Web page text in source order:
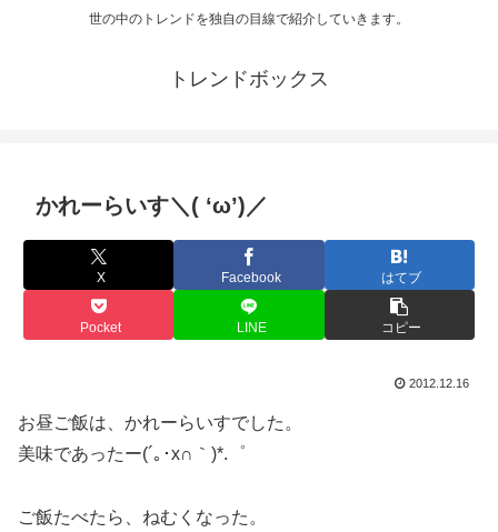
世の中のトレンドを独自の目線で紹介していきます。
トレンドボックス
かれーらいす＼( ‘ω’)／
X Facebook はてブ
Pocket LINE コピー
2012.12.16
お昼ご飯は、かれーらいすでした。
美味であったー(´｡･x∩｀)*.゜
ご飯たべたら、ねむくなった。